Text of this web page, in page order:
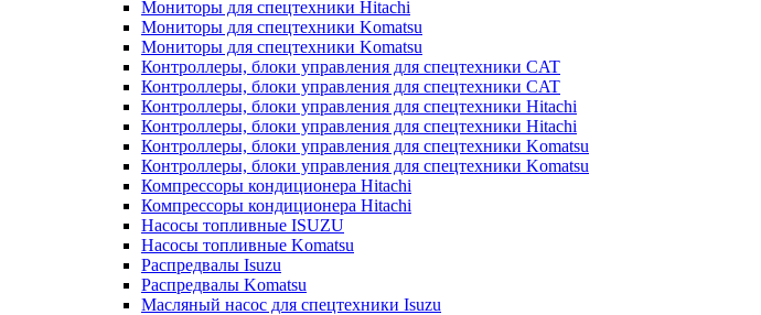
Мониторы для спецтехники Hitachi
Мониторы для спецтехники Komatsu
Мониторы для спецтехники Komatsu
Контроллеры, блоки управления для спецтехники CAT
Контроллеры, блоки управления для спецтехники CAT
Контроллеры, блоки управления для спецтехники Hitachi
Контроллеры, блоки управления для спецтехники Hitachi
Контроллеры, блоки управления для спецтехники Komatsu
Контроллеры, блоки управления для спецтехники Komatsu
Компрессоры кондиционера Hitachi
Компрессоры кондиционера Hitachi
Насосы топливные ISUZU
Насосы топливные Komatsu
Распредвалы Isuzu
Распредвалы Komatsu
Масляный насос для спецтехники Isuzu